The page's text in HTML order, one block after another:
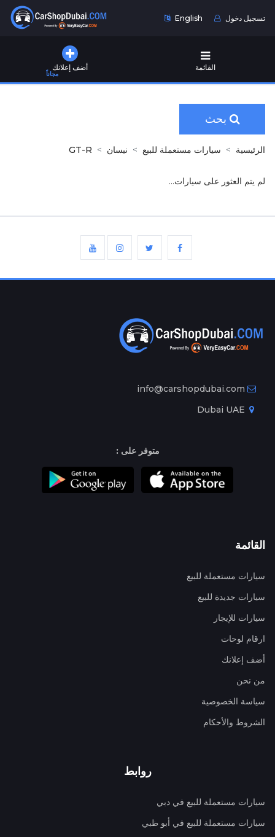
English تسجيل دخول
أضف إعلانك
مجاناً
القائمة
بحث
الرئيسية سيارات مستعملة للبيع نيسان GT-R
لم يتم العثور على سيارات...
info@carshopdubai.com
متوفر على :
القائمة
سيارات مستعملة للبيع
سيارات جديدة للبيع
سيارات للإيجار
ارقام لوحات
أضف إعلانك
من نحن
سياسة الخصوصية
الشروط والأحكام
روابط
سيارات مستعملة للبيع في دبي
سيارات مستعملة للبيع في أبو ظبي